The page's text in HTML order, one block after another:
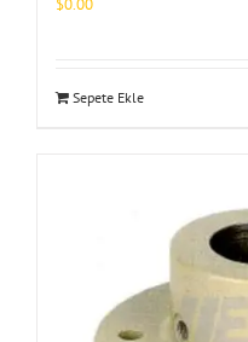
Sepete Ekle